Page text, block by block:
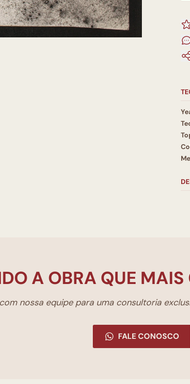
A OBRA QUE
nossa equipe para uma consultoria
FALE CONOSCO